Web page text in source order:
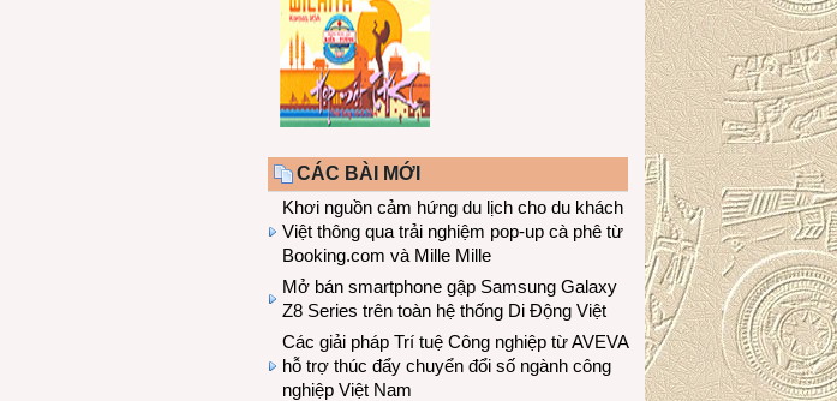
CÁC BÀI MỚI
Khơi nguồn cảm hứng du lịch cho du khách
Việt thông qua trải nghiệm pop-up cà phê từ
Booking.com và Mille Mille
Mở bán smartphone gập Samsung Galaxy
Z8 Series trên toàn hệ thống Di Động Việt
Các giải pháp Trí tuệ Công nghiệp từ AVEVA
hỗ trợ thúc đẩy chuyển đổi số ngành công
nghiệp Việt Nam